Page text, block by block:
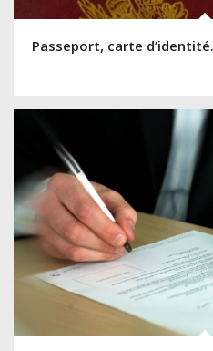
Passeport, carte